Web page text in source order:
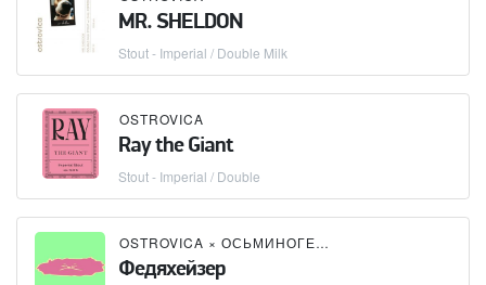
MR. SHELDON
Stout - Imperial / Double Milk
OSTROVICA
Ray the Giant
Stout - Imperial / Double
OSTROVICA × ОСЬМИНОГЕЦ / OSMINOGETS
Федяхейзер